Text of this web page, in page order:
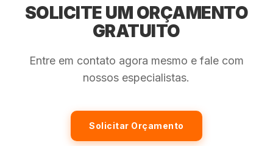
SOLICITE UM ORÇAMENTO
GRATUITO
Entre em contato agora mesmo e fale com
nossos especialistas.
Solicitar Orçamento